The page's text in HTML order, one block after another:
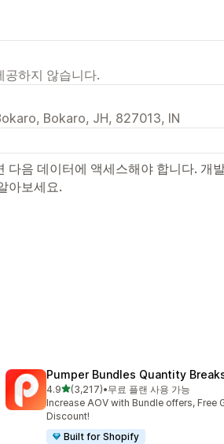
공하지 않습니다.
Bokaro, JH, 827013, IN
다음 데이터에 액세스해야 합니다. 개
아보세요.
Pumper Bundles Quantity
4.9별 5개 중
(3,217)
총 리뷰 3217개
•무료 플랜 사용 가능
Increase AOV with Bundle offers, Free
Discount!
Built for Shopify